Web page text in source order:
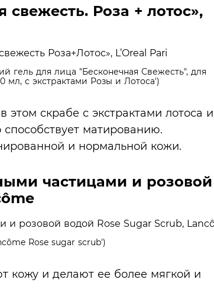
Роза + лотос»,
гель для лица "Бесконечная Свежесть", для
с экстрактами Розы и Лотоса')
скрабе с экстрактами лотоса и
матированию.
и нормальной кожи.
частицами и розовой
Rose sugar scrub')
кожу и делают ее более мягкой и